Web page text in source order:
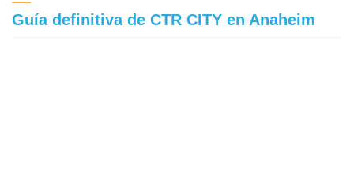
Guía definitiva de CTR CITY en Anaheim